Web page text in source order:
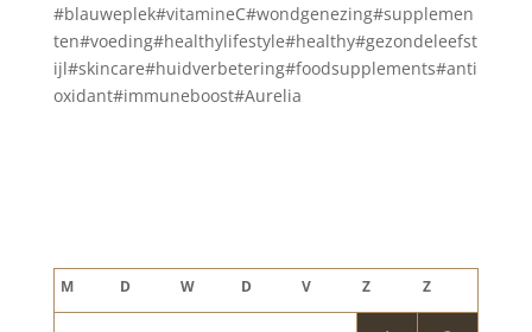
#blauweplek#vitamineC#wondgenezing#supplemen
ten#voeding#healthylifestyle#healthy#gezondeleefst
ijl#skincare#huidverbetering#foodsupplements#anti
oxidant#immuneboost#Aurelia
M D W D V Z Z